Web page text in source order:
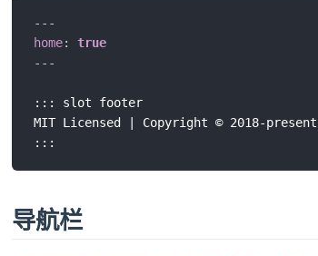
---
home:
true
---
::: slot footer
MIT Licensed | Copyright © 2018-present
导航栏